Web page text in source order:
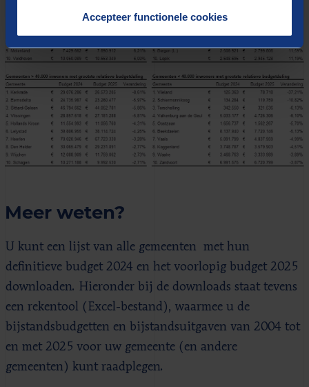
Accepteer functionele cookies
Meer weten?
U kunt een lijst van alle gemeenten met hun
definitieve budget 2024 en het voorlopig budget 2025
downloaden. Hieronder bij de downloads staat tevens
een rekentool (Excel-bestand), waarmee u de
bijstandsbudgetten en bijstandsuitgaven van 2004 tot
en met 2025 voor uw gemeente (en andere
gemeenten) kunt raadplegen.